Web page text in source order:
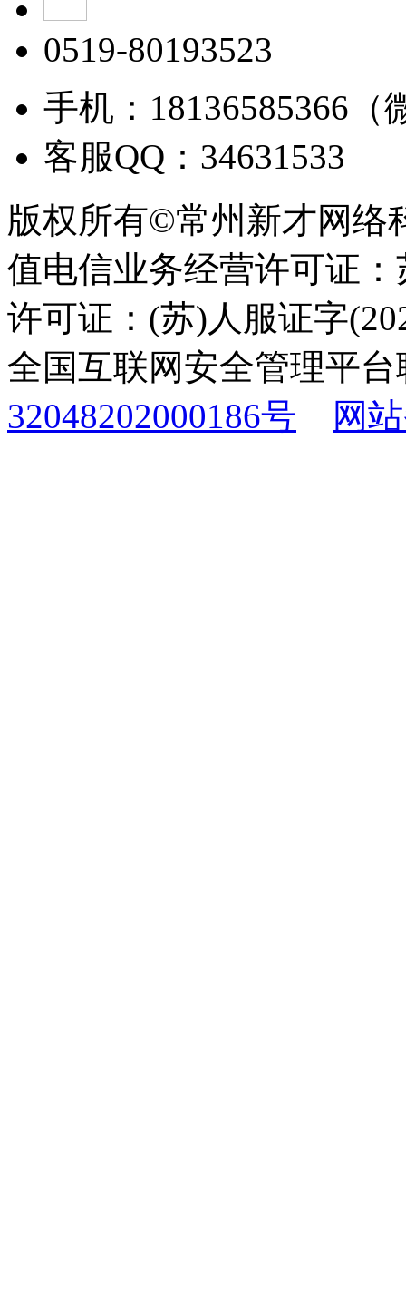
0519-80193523
手机：18136585366（
客服QQ：34631533
版权所有©常州新才网络
值电信业务经营许可证
许可证：(苏)人服证字
全国互联网安全管理平
32048202000186号
网